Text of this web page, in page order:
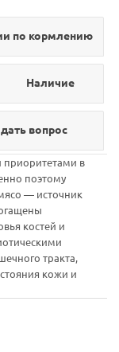
по кормлению
Наличие
вопрос
приоритетами в
поэтому
— источник
костей и
тракта,
кожи и